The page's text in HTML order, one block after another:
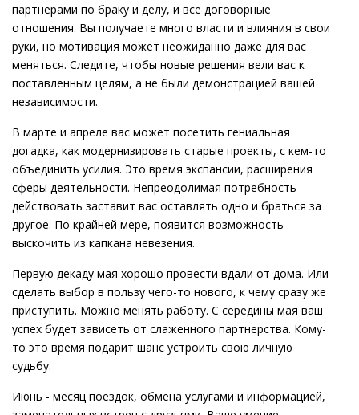
партнерами по браку и делу, и все договорные
отношения. Вы получаете много власти и влияния в свои
руки, но мотивация может неожиданно даже для вас
меняться. Следите, чтобы новые решения вели вас к
поставленным целям, а не были демонстрацией вашей
независимости.
В марте и апреле вас может посетить гениальная
догадка, как модернизировать старые проекты, с кем-то
объединить усилия. Это время экспансии, расширения
сферы деятельности. Непреодолимая потребность
действовать заставит вас оставлять одно и браться за
другое. По крайней мере, появится возможность
выскочить из капкана невезения.
Первую декаду мая хорошо провести вдали от дома. Или
сделать выбор в пользу чего-то нового, к чему сразу же
приступить. Можно менять работу. С середины мая ваш
успех будет зависеть от слаженного партнерства. Кому-
то это время подарит шанс устроить свою личную
судьбу.
Июнь - месяц поездок, обмена услугами и информацией,